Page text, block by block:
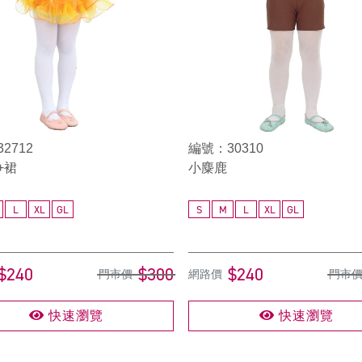
裙
L XL GL
門市價 $300
快速瀏覽
編號：30310
小麋鹿
S M L XL GL
網路價 $240 門市價
快速瀏覽